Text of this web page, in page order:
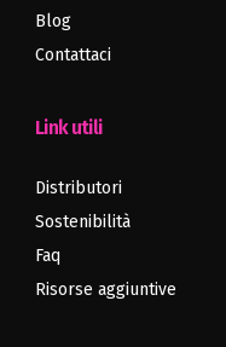
Blog
Contattaci
Link utili
Distributori
Sostenibilità
Faq
Risorse aggiuntive